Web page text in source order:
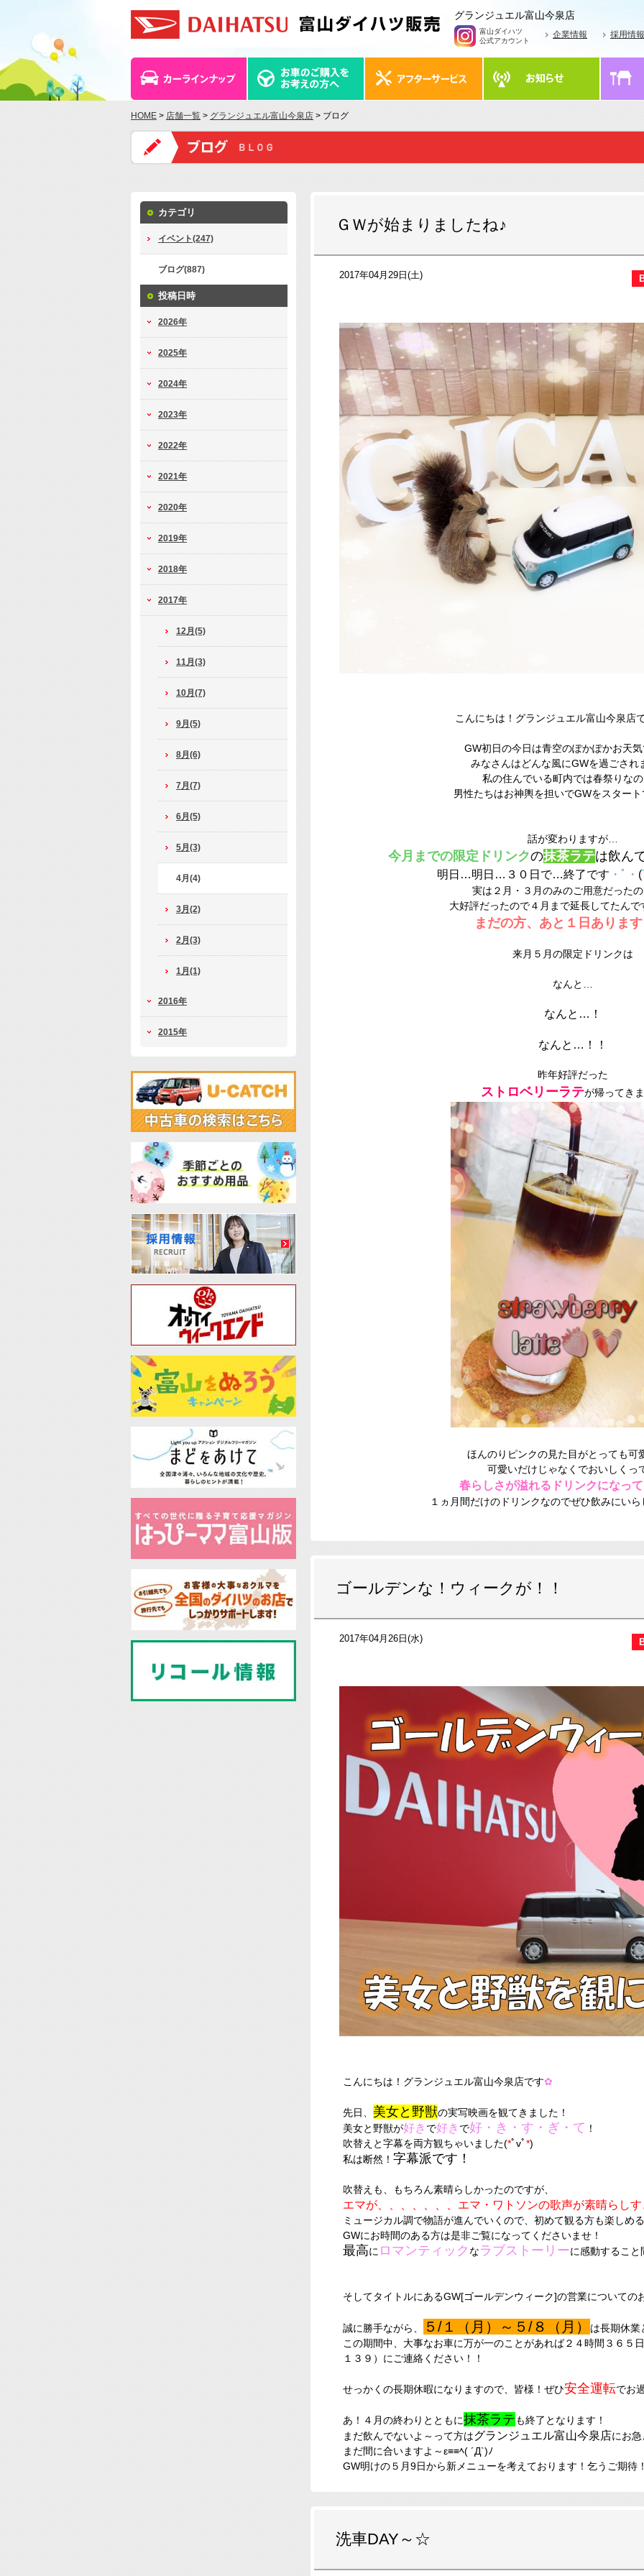
グランジュエル富山今泉店
富山ダイハツ
公式アカウント
企業情報 採用情報
HOME>店舗一覧>グランジュエル富山今泉店> ブログ
カテゴリ
イベント(247)
ブログ(887)
投稿日時
2026年
2025年
2024年
2023年
2022年
2021年
2020年
2019年
2018年
2017年
12月(5)
11月(3)
10月(7)
9月(5)
8月(6)
7月(7)
6月(5)
5月(3)
4月(4)
3月(2)
2月(3)
1月(1)
2016年
2015年
ＧＷが始まりましたね♪
2017年04月29日(土)
こんにちは！グランジュエル富山今泉店
GW初日の今日は青空のぽかぽかお天
みなさんはどんな風にGWを過ごされ
私の住んでいる町内では春祭りな
男性たちはお神輿を担いでGWをスター
話が変わりますが…
今月までの限定ドリンクの抹茶ラテは飲ん
明日…明日…３０日で…終了です ・ﾟ・ (
実は２月・３月のみのご用意だった
大好評だったので４月まで延長してたんで
まだの方、あと１日ありま
来月５月の限定ドリンクは
なんと…
なんと…！
なんと…！！
昨年好評だった
ストロベリーラテが帰ってき
ほんのりピンクの見た目がとっても
可愛いだけじゃなくでおいしく
春らしさが溢れるドリンクになっ
１ヵ月間だけのドリンクなのでぜひ飲みにい
ゴールデンな！ウィークが！！
2017年04月26日(水)
こんにちは！グランジュエル富山今泉店です✿
先日、 美女と野獣の実写映画を観てきました！
美女と野獣が好き で好き で好・き・す・ぎ・て ！
吹替えと字幕を両方観ちゃいました(*ﾟvﾟ*)
私は断然！ 字幕派です！
吹替えも、もちろん素晴らしかったのですが、
エマが、、、、、、、エマ・ワトソンの歌声が素晴らし
ミュージカル調で物語が進んでいくので、初めて観る方も楽しめ
GWにお時間のある方は是非ご覧になってくださいませ！
最高に ロマンティック なラブストーリーに感動するこ
そしてタイトルにあるGW[ゴールデンウィーク]の営業についての
誠に勝手ながら、 ５/１（月）～５/８（月）
は長期休業
この期間中、大事なお車に万が一のことがあれば２４時間３６５
１３９） にご連絡ください！！
せっかくの長期休暇になりますので、皆様！ぜひ安全運転でお
あ！４月の終わりとともに抹茶ラテも終了となります！
まだ飲んでないよ～って方はグランジュエル富山今泉店にお
まだ間に合いますよ～ε≡≡ﾍ( ´Д`)ﾉ
GW明けの５月9日から新メニューを考えております！乞うご期待
洗車DAY～☆